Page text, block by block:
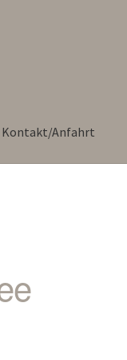
Kontakt/Anfahrt